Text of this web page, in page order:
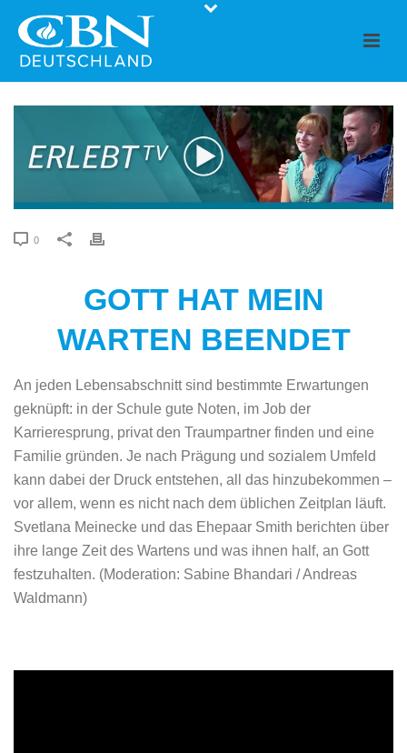
0
GOTT HAT MEIN
WARTEN BEENDET
An jeden Lebensabschnitt sind bestimmte Erwartungen
geknüpft: in der Schule gute Noten, im Job der
Karrieresprung, privat den Traumpartner finden und eine
Familie gründen. Je nach Prägung und sozialem Umfeld
kann dabei der Druck entstehen, all das hinzubekommen –
vor allem, wenn es nicht nach dem üblichen Zeitplan läuft.
Svetlana Meinecke und das Ehepaar Smith berichten über
ihre lange Zeit des Wartens und was ihnen half, an Gott
festzuhalten. (Moderation: Sabine Bhandari / Andreas
Waldmann)